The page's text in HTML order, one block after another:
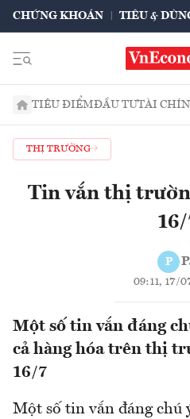
CHỨNG KHOÁN TIÊU &
TIÊU ĐIỂMĐẦU TƯTÀI
THỊ TRƯỜNG
Tin vắn thị
P
09:11, 17/
Một số tin vắn đáng
cả hàng hóa trên thị
16/7
Một số tin vắn đáng chú